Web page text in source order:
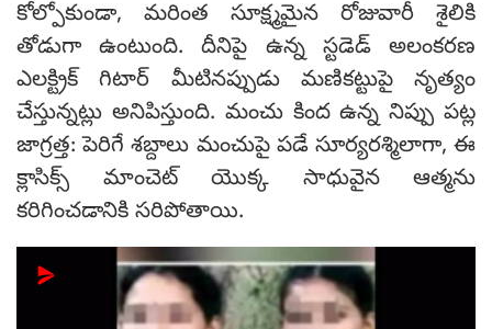
కోల్పోకుండా, మరింత సూక్ష్మమైన రోజువారీ శైలికి
తోడుగా ఉంటుంది. దీనిపై ఉన్న స్టడెడ్ అలంకరణ
ఎలక్ట్రిక్ గిటార్ మీటినప్పుడు మణికట్టుపై నృత్యం
చేస్తున్నట్లు అనిపిస్తుంది. మంచు కింద ఉన్న నిప్పు పట్ల
జాగ్రత్త: పెరిగే శబ్దాలు మంచుపై పడే సూర్యరశ్మిలాగా, ఈ
క్లాసిక్స్ మాంచెట్ యొక్క సాధువైన ఆత్మను
కరిగించడానికి సరిపోతాయి.